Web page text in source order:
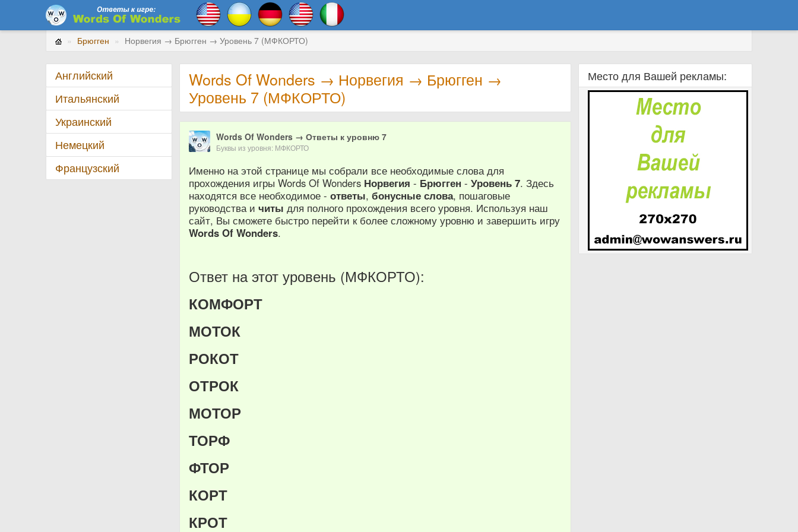
Брюгген Норвегия → Брюгген → Уровень 7 (МФКОРТО)
Words Of Wonders → Норвегия → Брюгген →
Уровень 7 (МФКОРТО)
Words Of Wonders → Ответы к уровню 7
Буквы из уровня: МФКОРТО
Именно на этой странице мы собрали все необходимые слова для
прохождения игры Words Of Wonders Норвегия - Брюгген -Уровень 7. Здесь
находятся все необходимое -ответы,бонусные слова, пошаговые
руководства ичиты для полного прохождения всего уровня. Используя наш
сайт, Вы сможете быстро перейти к более сложному уровню и завершить игру
Words Of Wonders.
Ответ на этот уровень (МФКОРТО):
КОМФОРТ
МОТОК
РОКОТ
ОТРОК
МОТОР
ТОРФ
ФТОР
КОРТ
КРОТ
Место для Вашей рекламы:
Английский
Итальянский
Украинский
Немецкий
Французский